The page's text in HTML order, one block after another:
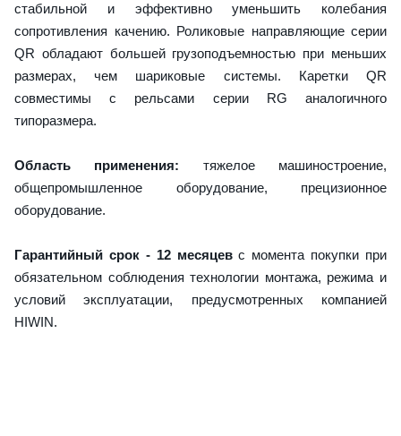
стабильной и эффективно уменьшить колебания
сопротивления качению. Роликовые направляющие серии
QR обладают большей грузоподъемностью при меньших
размерах, чем шариковые системы. Каретки QR
совместимы с рельсами серии RG аналогичного
типоразмера.
Область применения: тяжелое машиностроение,
общепромышленное оборудование, прецизионное
оборудование.
Гарантийный срок - 12 месяцевс момента покупки при
обязательном соблюдения технологии монтажа, режима и
условий эксплуатации, предусмотренных компанией
HIWIN.